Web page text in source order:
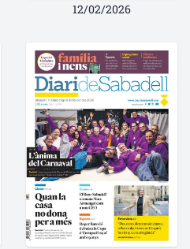
12/02/2026